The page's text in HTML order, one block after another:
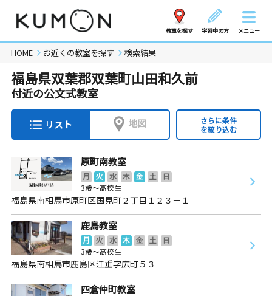
教室を探す 学習中の方 メニュー
HOME お近くの教室を探す 検索結果
福島県双葉郡双葉町山田和久前
付近の公文式教室
リスト 地図
さらに条件
を絞り込む
原町南教室
月 火 水 木 金 土
日
3歳～高校生
福島県南相馬市原町区国見町２丁目１２３－１
鹿島教室
月 火 水 木 金 土
日
3歳～高校生
福島県南相馬市鹿島区江垂字広町５３
四倉仲町教室